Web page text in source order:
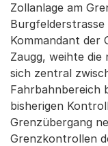
Zollanlage am
Kommandant der
Zaugg, weihte die
sich zentral
Fahrbahnbereich
bisherigen
Grenzübergang
Grenzkontrollen